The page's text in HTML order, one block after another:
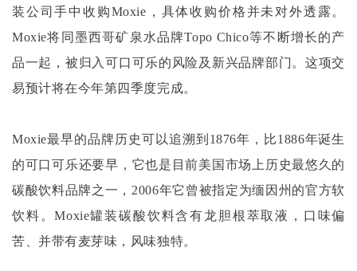
装公司手中收购Moxie，具体收购价格并未对外透露。
Moxie将同墨西哥矿泉水品牌Topo Chico等不断增长的产
品一起，被归入可口可乐的风险及新兴品牌部门。这项交
易预计将在今年第四季度完成。
Moxie最早的品牌历史可以追溯到1876年，比1886年诞生
的可口可乐还要早，它也是目前美国市场上历史最悠久的
碳酸饮料品牌之一，2006年它曾被指定为缅因州的官方软
饮料。Moxie罐装碳酸饮料含有龙胆根萃取液，口味偏
苦、并带有麦芽味，风味独特。